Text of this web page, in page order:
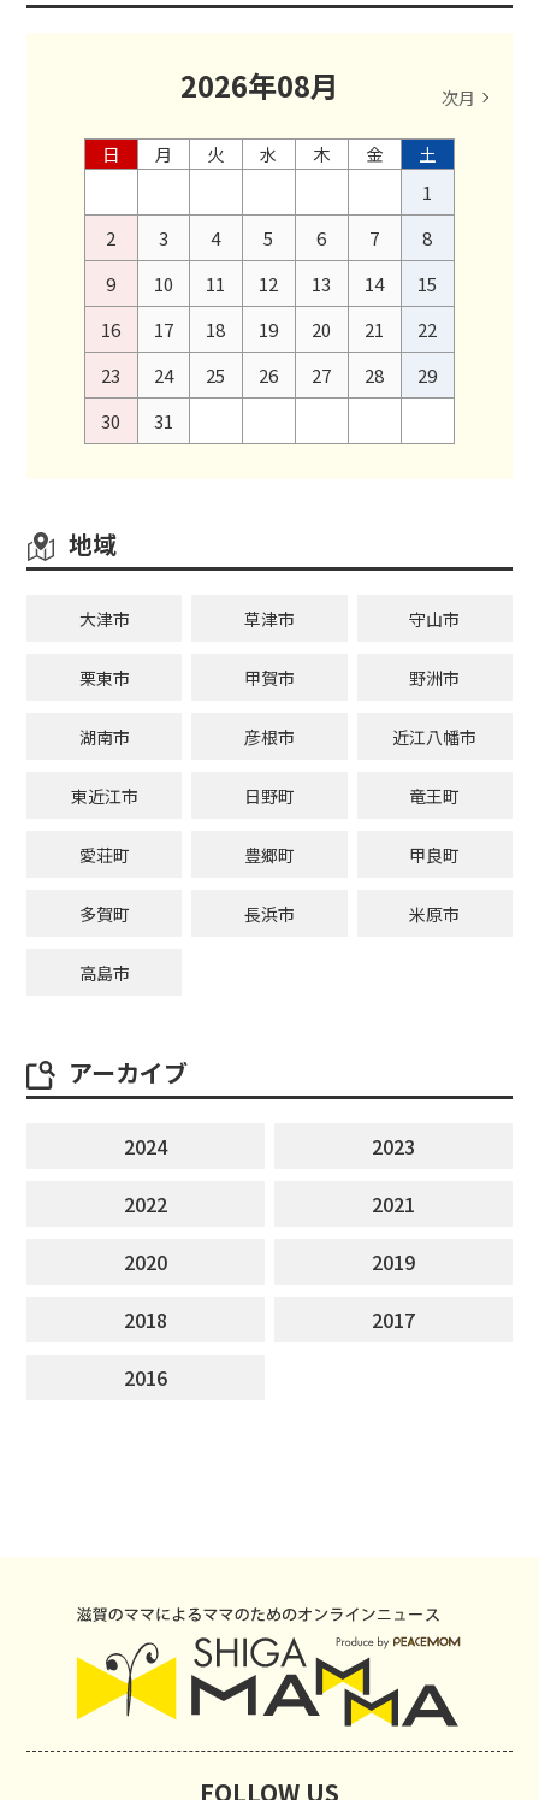
2026年08月 次月
日 月 火 水 木 金
土
1
2
3 4 5 6 7
8
9
10 11 12 13 14
15
16
17 18 19 20 21
22
23
24 25 26 27 28
29
30
31
地域
大津市 草津市 守山市
栗東市 甲賀市 野洲市
湖南市 彦根市 近江八幡市
東近江市 日野町 竜王町
愛荘町 豊郷町 甲良町
多賀町 長浜市 米原市
高島市
アーカイブ
2024
2023
2022
2021
2020
2019
2018
2017
2016
FOLLOW US